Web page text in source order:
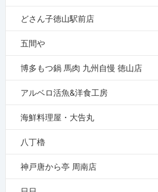
どさん子徳山駅前店
五間や
博多もつ鍋 馬肉 九州自慢 徳山店
アルベロ活魚&洋食工房
海鮮料理屋・大告丸
八丁櫓
神戸唐から亭 周南店